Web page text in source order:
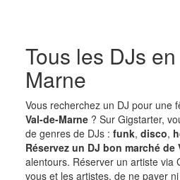
Tous les DJs
Marne
Vous recherchez un DJ pour une
Val-de-Marne? Sur Gigstarter,
de genres de DJs : funk, disco,
Réservez un DJ bon marché de
alentours. Réserver un artiste via
vous et les artistes, de ne payer